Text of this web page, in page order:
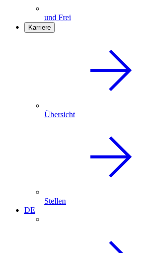
und Frei
Karriere
Übersicht
Stellen
DE